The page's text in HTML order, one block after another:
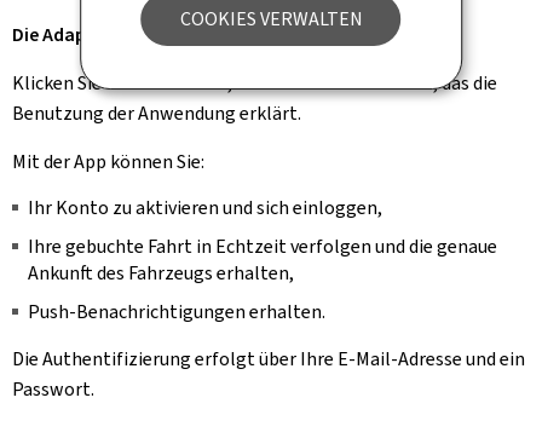
COOKIES VERWALTEN
Die Adapto.lu App
Klicken Sie auf diesen Link, um ein Video anzusehen, das die
Benutzung der Anwendung erklärt.
Mit der App können Sie:
Ihr Konto zu aktivieren und sich einloggen,
Ihre gebuchte Fahrt in Echtzeit verfolgen und die genaue
Ankunft des Fahrzeugs erhalten,
Push-Benachrichtigungen erhalten.
Die Authentifizierung erfolgt über Ihre E-Mail-Adresse und ein
Passwort.